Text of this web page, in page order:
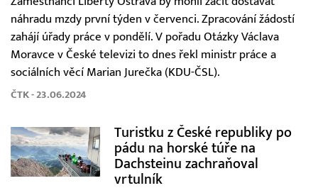
náhradu mzdy první týden v červenci. Zpracování žádostí
zahájí úřady práce v pondělí. V pořadu Otázky Václava
Moravce v České televizi to dnes řekl ministr práce a
sociálních věcí Marian Jurečka (KDU-ČSL).
ČTK - 23.06.2024
Turistku z České republiky po
pádu na horské túře na
Dachsteinu zachraňoval
vrtulník